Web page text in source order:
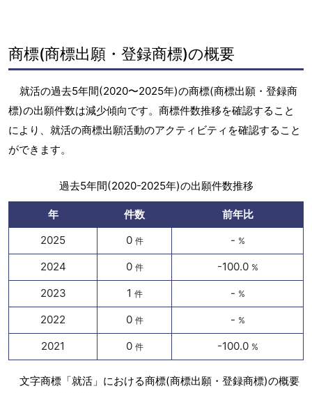
商標(商標出願・登録商標)の概要
就活の過去5年間(2020〜2025年)の商標(商標出願・登録商
標)の出願件数は減少傾向です。商標件数推移を確認すること
により、就活の商標出願活動のアクティビティを確認すること
ができます。
過去5年間(2020-2025年)の出願件数推移
年 件数
前年比
2025
0 件 - %
2024 0 件 -100.0 %
2023 1 件 - %
2022 0 件 - %
2021 0 件 -100.0 %
文字商標「就活」における商標(商標出願・登録商標)の概要